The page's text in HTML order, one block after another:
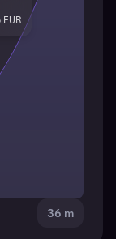
36 m